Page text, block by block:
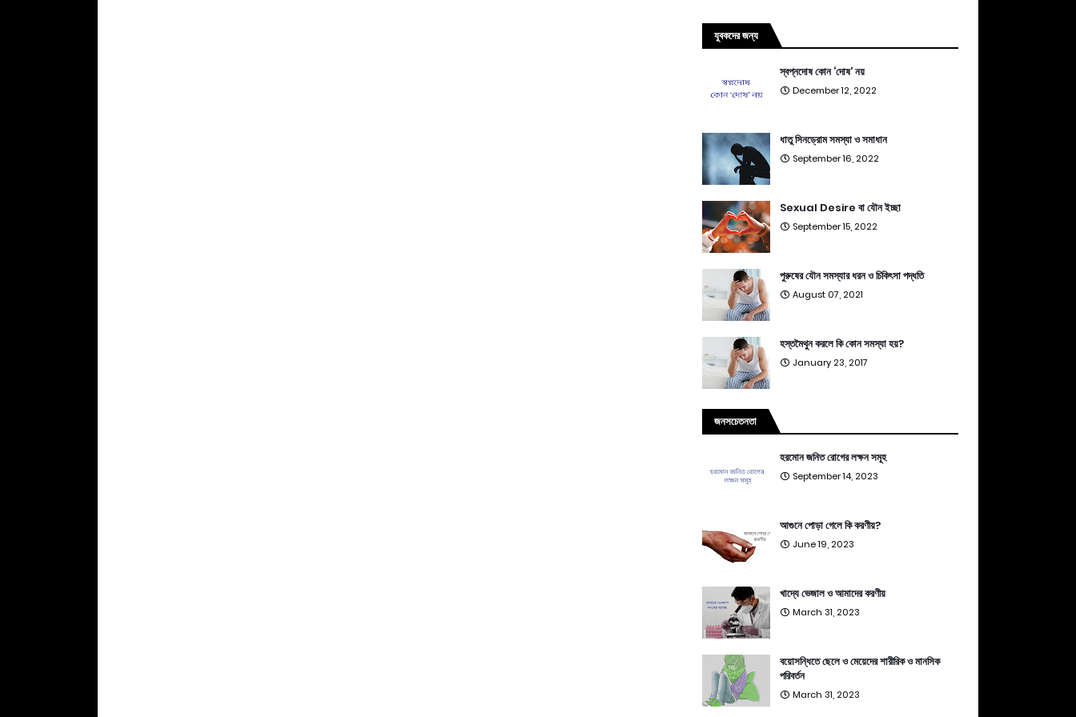
যুবকদের জন্য
স্বপ্নদোষ কোন ‘দোষ’ নয়
December 12, 2022
ধাতু সিনড্রোম সমস্যা ও সমাধান
September 16, 2022
Sexual Desire বা যৌন ইচ্ছা
September 15, 2022
পুরুষের যৌন সমস্যার ধরন ও চিকিৎসা পদ্ধতি
August 07, 2021
হস্তমৈথুন করলে কি কোন সমস্যা হয়?
January 23, 2017
জনসচেতনতা
হরমোন জনিত রোগের লক্ষন সমূহ
September 14, 2023
আগুনে পোড়া গেলে কি করণীয়?
June 19, 2023
খাদ্যে ভেজাল ও আমাদের করণীয়
March 31, 2023
বয়োসন্ধিতে ছেলে ও মেয়েদের শারীরিক ও মানসিক
পরিবর্তন
March 31, 2023